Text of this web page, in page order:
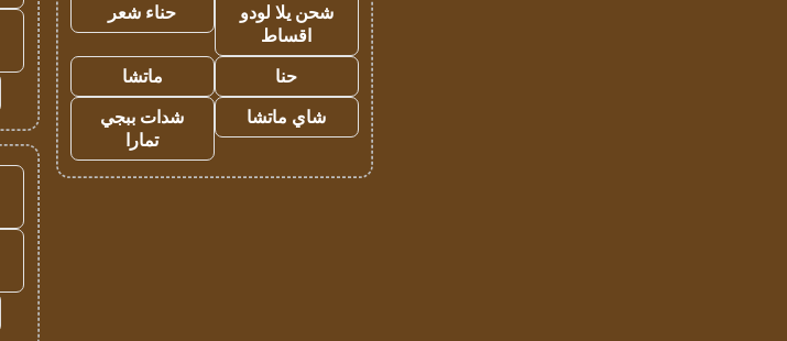
شحن يلا لودو
اقساط
حناء شعر
حنا
ماتشا
شاي ماتشا
شدات ببجي
تمارا